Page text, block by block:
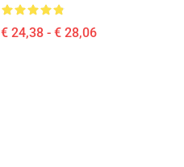
€ 24,38 - € 28,06